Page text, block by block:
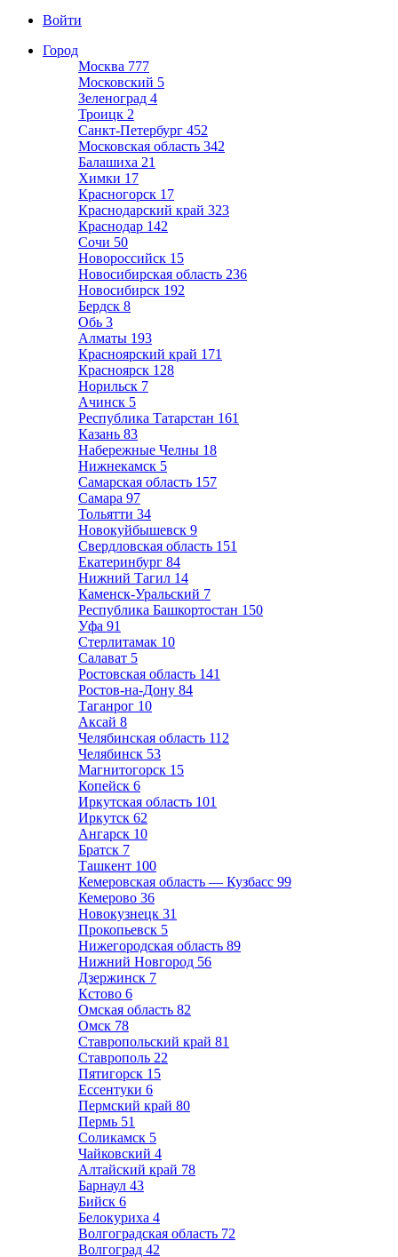
Войти
Город
Москва 777
Московский 5
Зеленоград 4
Троицк 2
Санкт-Петербург 452
Московская область 342
Балашиха 21
Химки 17
Красногорск 17
Краснодарский край 323
Краснодар 142
Сочи 50
Новороссийск 15
Новосибирская область 236
Новосибирск 192
Бердск 8
Обь 3
Алматы 193
Красноярский край 171
Красноярск 128
Норильск 7
Ачинск 5
Республика Татарстан 161
Казань 83
Набережные Челны 18
Нижнекамск 5
Самарская область 157
Самара 97
Тольятти 34
Новокуйбышевск 9
Свердловская область 151
Екатеринбург 84
Нижний Тагил 14
Каменск-Уральский 7
Республика Башкортостан 150
Уфа 91
Стерлитамак 10
Салават 5
Ростовская область 141
Ростов-на-Дону 84
Таганрог 10
Аксай 8
Челябинская область 112
Челябинск 53
Магнитогорск 15
Копейск 6
Иркутская область 101
Иркутск 62
Ангарск 10
Братск 7
Ташкент 100
Кемеровская область — Кузбасс 99
Кемерово 36
Новокузнецк 31
Прокопьевск 5
Нижегородская область 89
Нижний Новгород 56
Дзержинск 7
Кстово 6
Омская область 82
Омск 78
Ставропольский край 81
Ставрополь 22
Пятигорск 15
Ессентуки 6
Пермский край 80
Пермь 51
Соликамск 5
Чайковский 4
Алтайский край 78
Барнаул 43
Бийск 6
Белокуриха 4
Волгоградская область 72
Волгоград 42